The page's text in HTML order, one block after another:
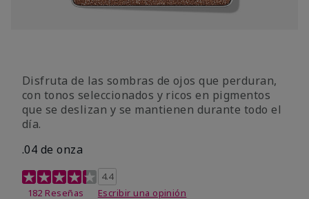
Disfruta de las sombras de ojos que perduran,
con tonos seleccionados y ricos en pigmentos
que se deslizan y se mantienen durante todo el
día.
.04 de onza
Calificación de clientes de 4,3 de 5
4.4
182 Reseñas
Escribir una opinión